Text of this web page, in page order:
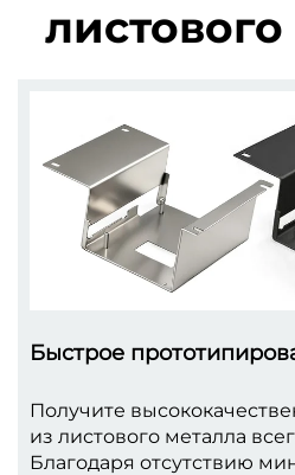
Быстрое
Получите
из листового металла
Благодаря отсутствию